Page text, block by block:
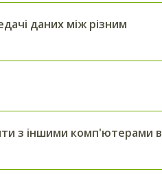
даних між різним
з іншими комп'ютерами в